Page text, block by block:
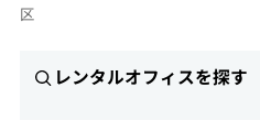
区
レンタルオフィスを探す